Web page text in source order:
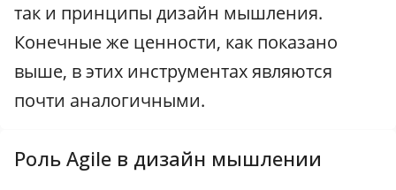
так и принципы дизайн мышления.
Конечные же ценности, как показано
выше, в этих инструментах являются
почти аналогичными.
Роль Agile в дизайн мышлении